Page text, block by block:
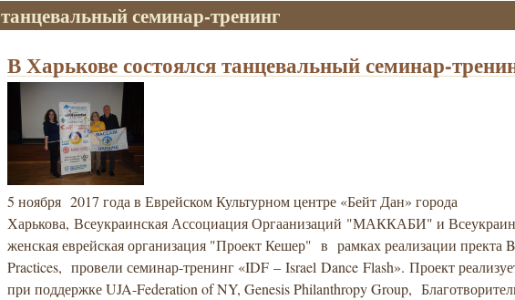
танцевальный семинар-тренинг
В Харькове состоялся танцевальный семинар-
5 ноября 2017 года в Еврейском Культурном центре «Бейт Дан» города
Харькова, Всеукраинская Ассоциация Оргаанизаций "МАККАБИ" и
женская еврейская организация "Проект Кешер" в рамках реализации пректа
Practices, провели семинар-тренинг «IDF – Israel Dance Flash». Проект
при поддержке UJA-Federation of NY, Genesis Philanthropy Group,